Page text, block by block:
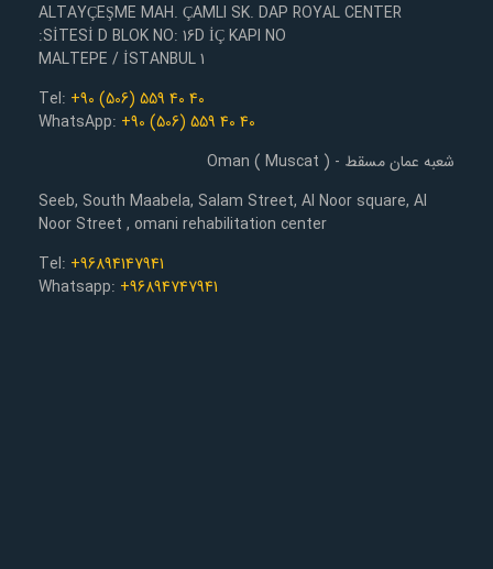
ALTAYÇEŞME MAH. ÇAMLI SK. DAP ROYAL CENTER
SİTESİ D BLOK NO: 16D İÇ KAPI NO:
1 MALTEPE / İSTANBUL
Tel: +90 (506) 559 40 40
WhatsApp: +90 (506) 559 40 40
شعبه عمان مسقط - Oman ( Muscat )
Seeb, South Maabela, Salam Street, Al Noor square, Al
Noor Street , omani rehabilitation center
Tel: +96894147941
Whatsapp: +96894747941